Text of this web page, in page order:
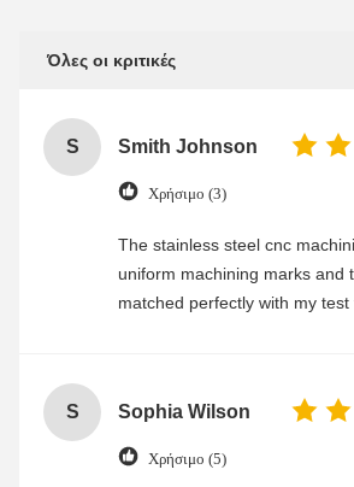
Όλες οι κριτικές
S Smith Johnson
Χρήσιμο (3)
The stainless steel cnc
uniform machining marks and
matched perfectly with my test
S Sophia Wilson
Χρήσιμο (5)